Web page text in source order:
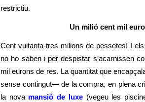
restrictiu.
Un milió cent mil
Cent vuitanta-tres milions de pessetes! I els
no ho saben i per despistar s’acarnissen
mil eurons de res. La quantitat que
sense contingut—de la compra, en plena
la nova mansió de luxe(vegeu les